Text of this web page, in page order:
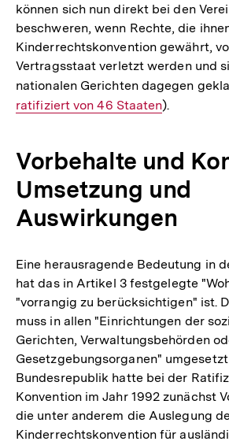
können sich nun direkt bei den
beschweren, wenn Rechte, die
Kinderrechtskonvention gewährt,
Vertragsstaat verletzt werden und
nationalen Gerichten dagegen
ratifiziert von 46 Staaten).
Vorbehalte und
Umsetzung und
Auswirkungen
Eine herausragende Bedeutung in
hat das in Artikel 3 festgelegte
"vorrangig zu berücksichtigen" ist.
muss in allen "Einrichtungen der
Gerichten, Verwaltungsbehörden
Gesetzgebungsorganen"
Bundesrepublik hatte bei der
Konvention im Jahr 1992 zunächst
die unter anderem die Auslegung
Kinderrechtskonvention für